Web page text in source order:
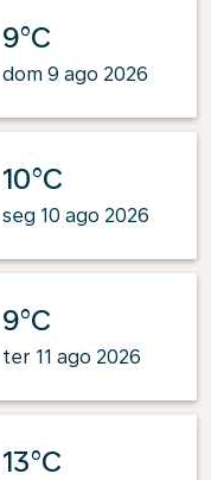
9°C
dom 9 ago 2026
10°C
seg 10 ago 2026
9°C
ter 11 ago 2026
13°C